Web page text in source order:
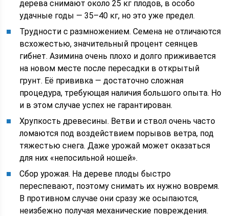
дерева снимают около 25 кг плодов, в особо
удачные годы — 35–40 кг, но это уже предел.
Трудности с размножением. Семена не отличаются
всхожестью, значительный процент сеянцев
гибнет. Азимина очень плохо и долго приживается
на новом месте после пересадки в открытый
грунт. Её прививка — достаточно сложная
процедура, требующая наличия большого опыта. Но
и в этом случае успех не гарантирован.
Хрупкость древесины. Ветви и ствол очень часто
ломаются под воздействием порывов ветра, под
тяжестью снега. Даже урожай может оказаться
для них «непосильной ношей».
Сбор урожая. На дереве плоды быстро
переспевают, поэтому снимать их нужно вовремя.
В противном случае они сразу же осыпаются,
неизбежно получая механические повреждения.